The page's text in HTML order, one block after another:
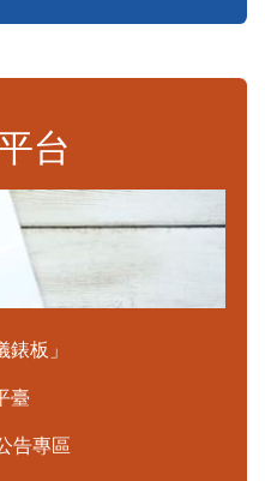
台
板」
臺
告專區